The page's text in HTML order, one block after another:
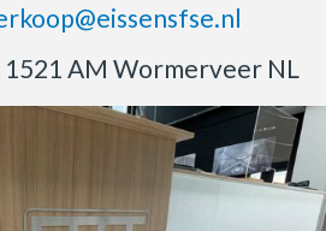
AM Wormerveer NL